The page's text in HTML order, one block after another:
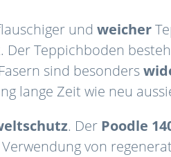
und weicher
Der Teppichboden
sind besonders
lange Zeit wie neu
. Der Poodle
von